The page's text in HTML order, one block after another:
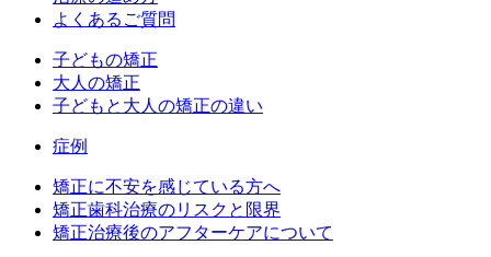
よくあるご質問
子どもの矯正
大人の矯正
子どもと大人の矯正の違い
症例
矯正に不安を感じている方へ
矯正歯科治療のリスクと限界
矯正治療後のアフターケアについて